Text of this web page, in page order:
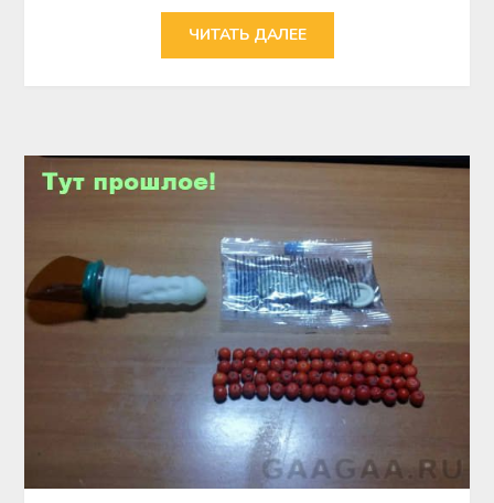
ЧИТАТЬ ДАЛЕЕ